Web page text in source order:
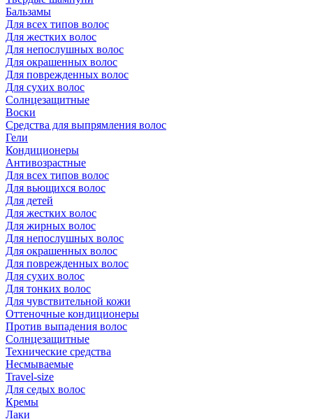
Бальзамы
Для всех типов волос
Для жестких волос
Для непослушных волос
Для окрашенных волос
Для поврежденных волос
Для сухих волос
Солнцезащитные
Воски
Средства для выпрямления волос
Гели
Кондиционеры
Антивозрастные
Для всех типов волос
Для вьющихся волос
Для детей
Для жестких волос
Для жирных волос
Для непослушных волос
Для окрашенных волос
Для поврежденных волос
Для сухих волос
Для тонких волос
Для чувствительной кожи
Оттеночные кондиционеры
Против выпадения волос
Солнцезащитные
Технические средства
Несмываемые
Travel-size
Для седых волос
Кремы
Лаки